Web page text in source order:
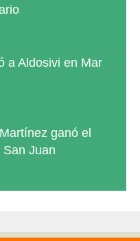
a Aldosivi en Mar
ganó el
Juan